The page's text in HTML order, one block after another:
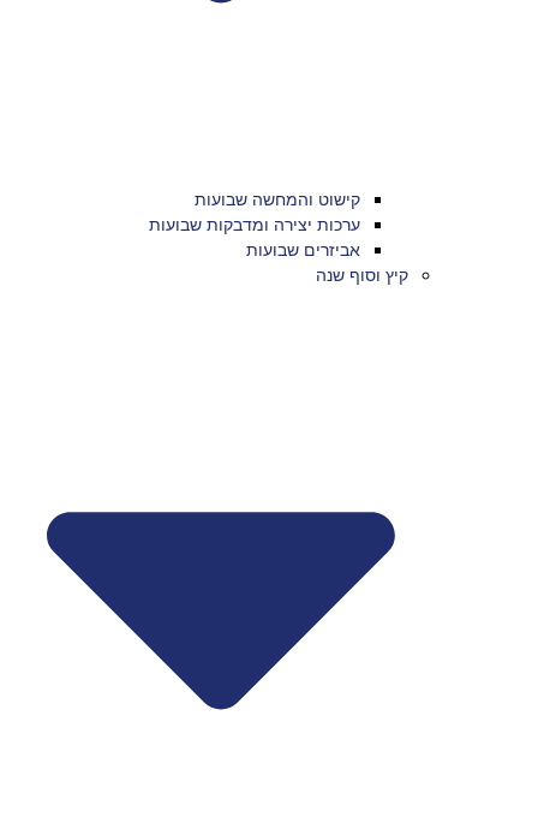
קישוט והמחשה שבועות
ערכות יצירה ומדבקות שבועות
אביזרים שבועות
קיץ וסוף שנה